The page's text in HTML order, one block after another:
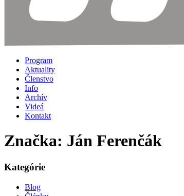
Program
Aktuality
Členstvo
Info
Archív
Videá
Kontakt
Značka: Ján Ferenčák
Kategórie
Blog